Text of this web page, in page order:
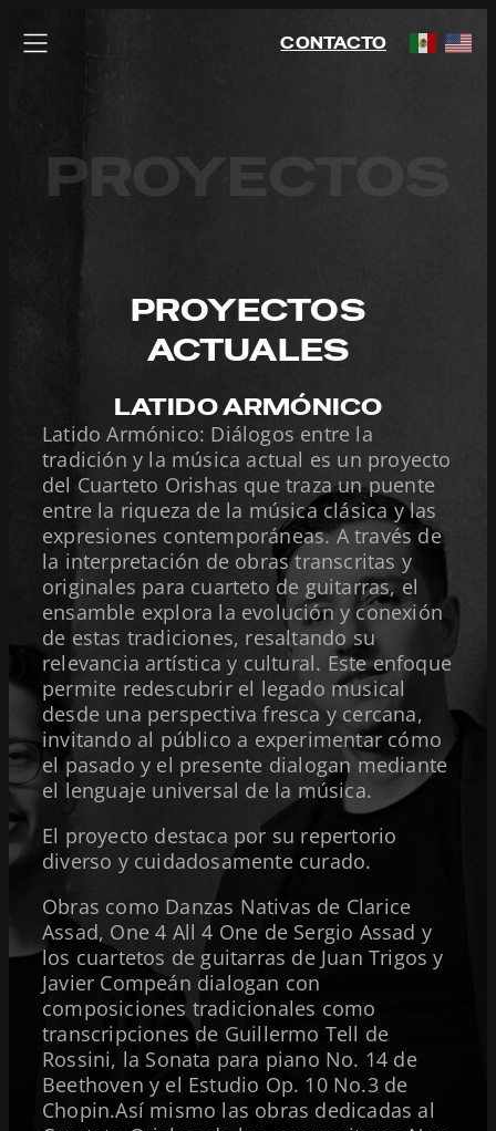
al
contenido
CONTACTO
PROYECTOS
PROYECTOS
ACTUALES
LATIDO ARMÓNICO
Latido Armónico: Diálogos entre la
tradición y la música actual es un proyecto
del Cuarteto Orishas que traza un puente
entre la riqueza de la música clásica y las
expresiones contemporáneas. A través de
la interpretación de obras transcritas y
originales para cuarteto de guitarras, el
ensamble explora la evolución y conexión
de estas tradiciones, resaltando su
relevancia artística y cultural. Este enfoque
permite redescubrir el legado musical
desde una perspectiva fresca y cercana,
invitando al público a experimentar cómo
el pasado y el presente dialogan mediante
el lenguaje universal de la música.
El proyecto destaca por su repertorio
diverso y cuidadosamente curado.
Obras como Danzas Nativas de Clarice
Assad, One 4 All 4 One de Sergio Assad y
los cuartetos de guitarras de Juan Trigos y
Javier Compeán dialogan con
composiciones tradicionales como
transcripciones de Guillermo Tell de
Rossini, la Sonata para piano No. 14 de
Beethoven y el Estudio Op. 10 No.3 de
Chopin.Así mismo las obras dedicadas al